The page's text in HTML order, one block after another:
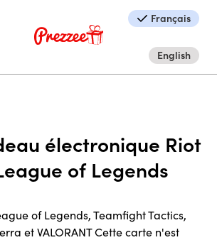
Français
English
électronique Riot
of Legends
of Legends, Teamfight Tactics,
et VALORANT Cette carte n'est